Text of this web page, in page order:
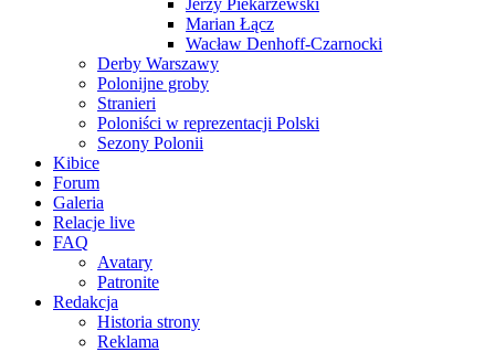
Jerzy Piekarzewski
Marian Łącz
Wacław Denhoff-Czarnocki
Derby Warszawy
Polonijne groby
Stranieri
Poloniści w reprezentacji Polski
Sezony Polonii
Kibice
Forum
Galeria
Relacje live
FAQ
Avatary
Patronite
Redakcja
Historia strony
Reklama